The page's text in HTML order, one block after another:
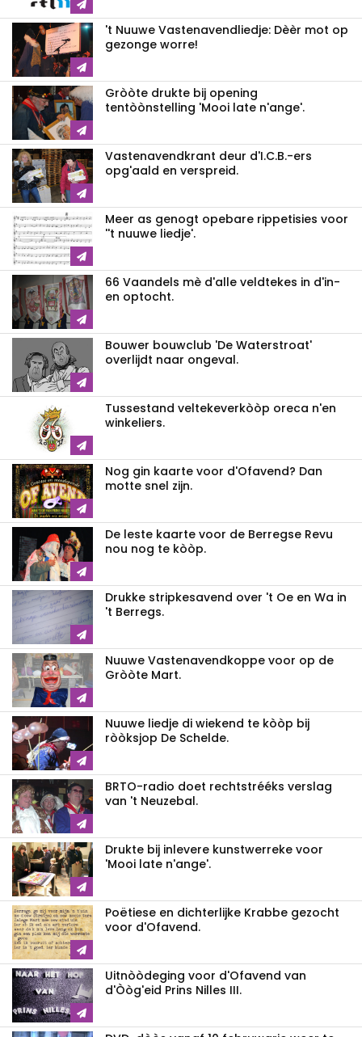
't Nuuwe Vastenavendliedje: Dèèr mot op
gezonge worre!
Gròòte drukte bij opening
tentòònstelling 'Mooi late n'ange'.
Vastenavendkrant deur d'I.C.B.-ers
opg'aald en verspreid.
Meer as genogt opebare rippetisies voor
''t nuuwe liedje'.
66 Vaandels mè d'alle veldtekes in d'in-
en optocht.
Bouwer bouwclub 'De Waterstroat'
overlijdt naar ongeval.
Tussestand veltekeverkòòp oreca n'en
winkeliers.
Nog gin kaarte voor d'Ofavend? Dan
motte snel zijn.
De leste kaarte voor de Berregse Revu
nou nog te kòòp.
Drukke stripkesavend over 't Oe en Wa in
't Berregs.
Nuuwe Vastenavendkoppe voor op de
Gròòte Mart.
Nuuwe liedje di wiekend te kòòp bij
ròòksjop De Schelde.
BRTO-radio doet rechtstrééks verslag
van 't Neuzebal.
Drukte bij inlevere kunstwerreke voor
'Mooi late n'ange'.
Poëtiese en dichterlijke Krabbe gezocht
voor d'Ofavend.
Uitnòòdeging voor d'Ofavend van
d'Òòg'eid Prins Nilles III.